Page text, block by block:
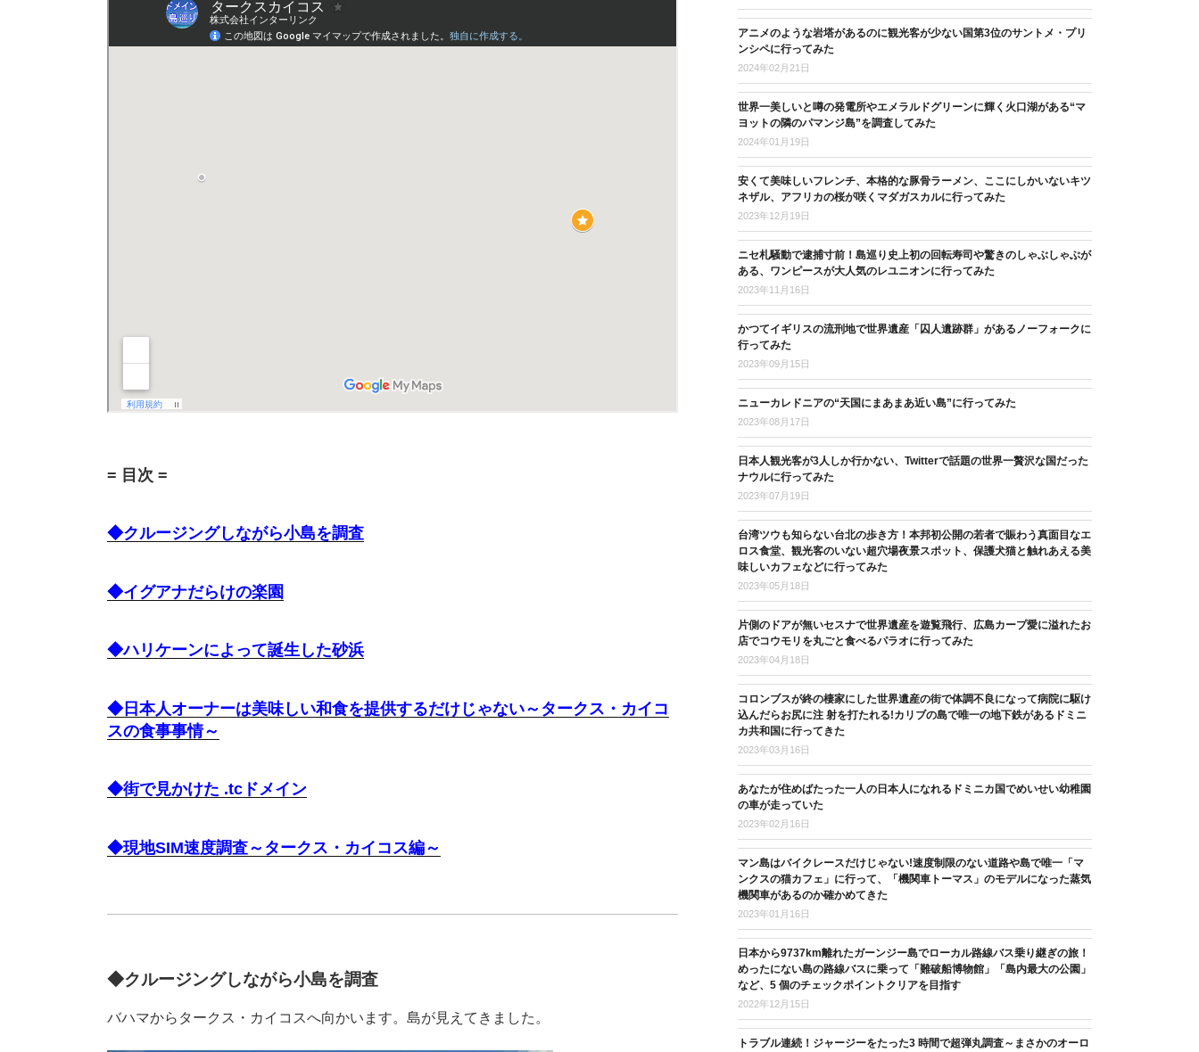
= 目次 =
◆クルージングしながら小島を調査
◆イグアナだらけの楽園
◆ハリケーンによって誕生した砂浜
◆日本人オーナーは美味しい和食を提供するだけじゃない～タークス・カイコ
スの食事事情～
◆街で見かけた .tcドメイン
◆現地SIM速度調査～タークス・カイコス編～
◆クルージングしながら小島を調査
バハマからタークス・カイコスへ向かいます。島が見えてきました。
アニメのような岩塔があるのに観光客が少ない国第3位のサントメ・プリ
ンシペに行ってみた
2024年02月21日
世界一美しいと噂の発電所やエメラルドグリーンに輝く火口湖がある“マ
ヨットの隣のパマンジ島”を調査してみた
2024年01月19日
安くて美味しいフレンチ、本格的な豚骨ラーメン、ここにしかいないキツ
ネザル、アフリカの桜が咲くマダガスカルに行ってみた
2023年12月19日
ニセ札騒動で逮捕寸前！島巡り史上初の回転寿司や驚きのしゃぶしゃぶが
ある、ワンピースが大人気のレユニオンに行ってみた
2023年11月16日
かつてイギリスの流刑地で世界遺産「囚人遺跡群」があるノーフォークに
行ってみた
2023年09月15日
ニューカレドニアの“天国にまあまあ近い島”に行ってみた
2023年08月17日
日本人観光客が3人しか行かない、Twitterで話題の世界一贅沢な国だった
ナウルに行ってみた
2023年07月19日
台湾ツウも知らない台北の歩き方！本邦初公開の若者で賑わう真面目なエ
ロス食堂、観光客のいない超穴場夜景スポット、保護犬猫と触れあえる美
味しいカフェなどに行ってみた
2023年05月18日
片側のドアが無いセスナで世界遺産を遊覧飛行、広島カープ愛に溢れたお
店でコウモリを丸ごと食べるパラオに行ってみた
2023年04月18日
コロンブスが終の棲家にした世界遺産の街で体調不良になって病院に駆け
込んだらお尻に注 射を打たれる!カリブの島で唯一の地下鉄があるドミニ
カ共和国に行ってきた
2023年03月16日
あなたが住めばたった一人の日本人になれるドミニカ国でめいせい幼稚園
の車が走っていた
2023年02月16日
マン島はバイクレースだけじゃない!速度制限のない道路や島で唯一「マ
ンクスの猫カフェ」に行って、「機関車トーマス」のモデルになった蒸気
機関車があるのか確かめてきた
2023年01月16日
日本から9737km離れたガーンジー島でローカル路線バス乗り継ぎの旅！
めったにない島の路線バスに乗って「難破船博物館」「島内最大の公園」
など、5 個のチェックポイントクリアを目指す
2022年12月15日
トラブル連続！ジャージーをたった3 時間で超弾丸調査～まさかのオーロ